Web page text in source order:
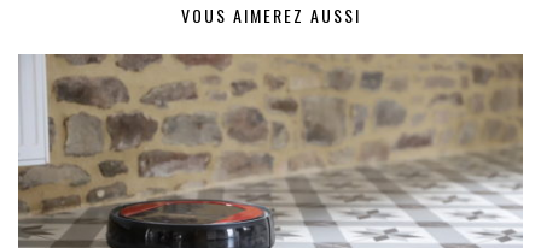
VOUS AIMEREZ AUSSI